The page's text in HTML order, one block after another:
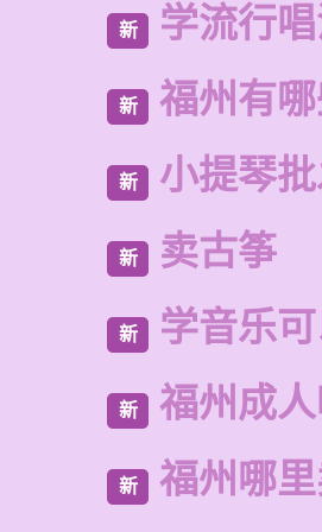
新 学流行
新 福州有
新 小提琴
新 卖古筝
新 学音乐
新 福州成
新 福州哪